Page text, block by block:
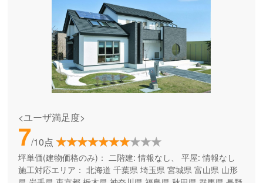
<ユーザ満足度>
7/10点
坪単価(建物価格のみ)： 二階建: 情報なし、 平屋: 情報なし
施工対応エリア： 北海道 千葉県 埼玉県 宮城県 富山県 山形